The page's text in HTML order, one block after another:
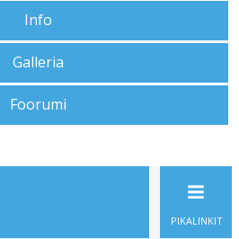
Info
Galleria
Foorumi
PIKALINKIT